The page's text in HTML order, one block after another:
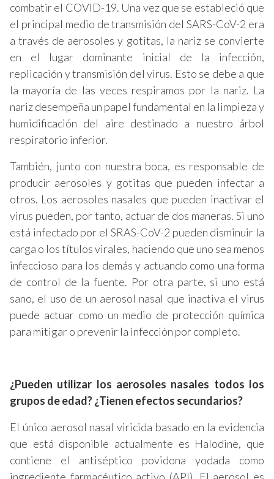
combatir el COVID-19. Una vez que se estableció que
el principal medio de transmisión del SARS-CoV-2 era
a través de aerosoles y gotitas, la nariz se convierte
en el lugar dominante inicial de la infección,
replicación y transmisión del virus. Esto se debe a que
la mayoría de las veces respiramos por la nariz. La
nariz desempeña un papel fundamental en la limpieza y
humidificación del aire destinado a nuestro árbol
respiratorio inferior.
También, junto con nuestra boca, es responsable de
producir aerosoles y gotitas que pueden infectar a
otros. Los aerosoles nasales que pueden inactivar el
virus pueden, por tanto, actuar de dos maneras. Si uno
está infectado por el SRAS-CoV-2 pueden disminuir la
carga o los títulos virales, haciendo que uno sea menos
infeccioso para los demás y actuando como una forma
de control de la fuente. Por otra parte, si uno está
sano, el uso de un aerosol nasal que inactiva el virus
puede actuar como un medio de protección química
para mitigar o prevenir la infección por completo.
¿Pueden utilizar los aerosoles nasales todos los
grupos de edad? ¿Tienen efectos secundarios?
El único aerosol nasal viricida basado en la evidencia
que está disponible actualmente es Halodine, que
contiene el antiséptico povidona yodada como